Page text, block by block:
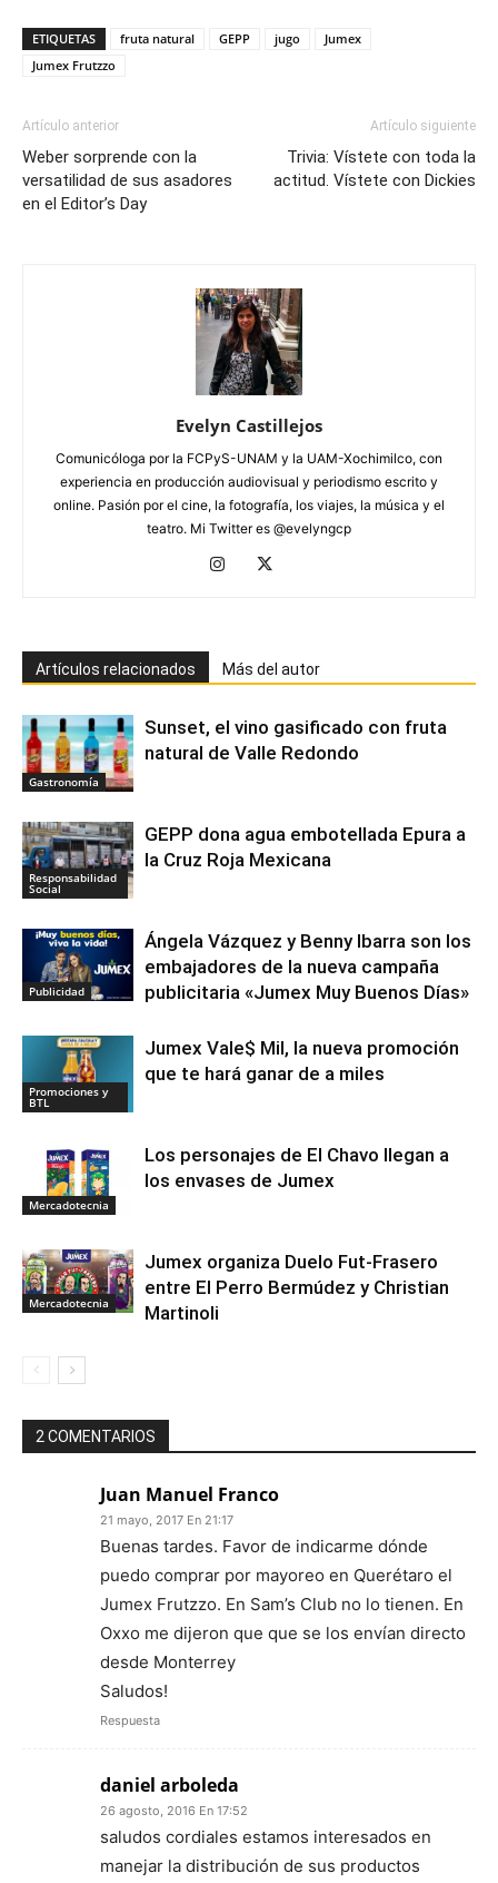
ETIQUETAS fruta natural GEPP jugo
Jumex
Jumex Frutzzo
Artículo anterior
Weber sorprende con la
versatilidad de sus asadores
en el Editor’s Day
Artículo siguiente
Trivia: Vístete con toda la
actitud. Vístete con Dickies
Evelyn Castillejos
Comunicóloga por la FCPyS-UNAM y la UAM-Xochimilco, con
experiencia en producción audiovisual y periodismo escrito y
online. Pasión por el cine, la fotografía, los viajes, la música y el
teatro. Mi Twitter es @evelyngcp
Artículos relacionados Más del autor
Gastronomía
Sunset, el vino gasificado con fruta
natural de Valle Redondo
Responsabilidad
Social
GEPP dona agua embotellada Epura a
la Cruz Roja Mexicana
Publicidad
Ángela Vázquez y Benny Ibarra son los
embajadores de la nueva campaña
publicitaria «Jumex Muy Buenos Días»
Promociones y
BTL
Jumex Vale$ Mil, la nueva promoción
que te hará ganar de a miles
Mercadotecnia
Los personajes de El Chavo llegan a
los envases de Jumex
Mercadotecnia
Jumex organiza Duelo Fut-Frasero
entre El Perro Bermúdez y Christian
Martinoli
2 COMENTARIOS
Juan Manuel Franco
21 mayo, 2017 En 21:17
Buenas tardes. Favor de indicarme dónde
puedo comprar por mayoreo en Querétaro el
Jumex Frutzzo. En Sam’s Club no lo tienen. En
Oxxo me dijeron que que se los envían directo
desde Monterrey
Saludos!
Respuesta
daniel arboleda
26 agosto, 2016 En 17:52
saludos cordiales estamos interesados en
manejar la distribución de sus productos